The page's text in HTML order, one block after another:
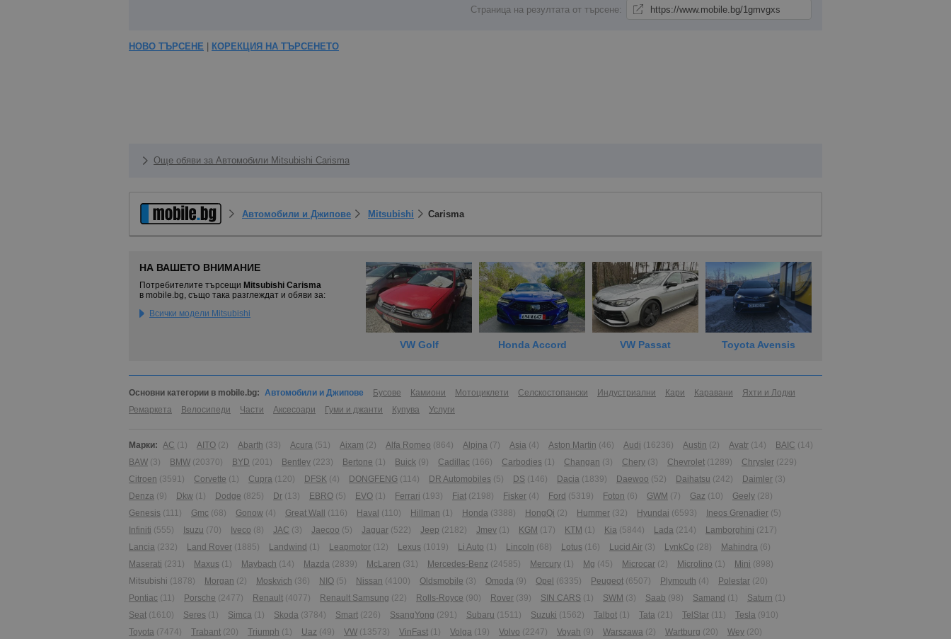
Страница на резултата от търсене:
НОВО ТЪРСЕНЕ КОРЕКЦИЯ НА ТЪРСЕНЕТО
Още обяви за Автомобили Mitsubishi Carisma
Автомобили и Джипове Mitsubishi Carisma
НА ВАШЕТО ВНИМАНИЕ
Потребителите търсещи Mitsubishi Carisma
в mobile.bg, също така разглеждат и обяви за:
Всички модели Mitsubishi
VW Golf Honda Accord VW Passat Toyota Avensis
Основни категории в mobile.bg: Автомобили и Джипове Бусове Камиони Мотоциклети Селскостопански Индустриални Кари Каравани
Яхти и Лодки
Ремаркета
Велосипеди Части Аксесоари Гуми и джанти Купува Услуги
Марки: AC (1) AITO (2) Abarth (33) Acura (51) Aixam (2) Alfa Romeo (864) Alpina (7) Asia (4) Aston Martin (46) Audi (16236) Austin (2) Avatr (14) BAIC (14)
BAW (3) BMW (20370) BYD (201) Bentley (223) Bertone (1) Buick (9) Cadillac (166) Carbodies (1) Changan (3) Chery (3) Chevrolet (1289) Chrysler (229)
Citroen (3591) Corvette (1) Cupra (120) DFSK (4) DONGFENG (114) DR Automobiles (5) DS (146) Dacia (1839) Daewoo (52) Daihatsu (242) Daimler (3)
Denza (9) Dkw (1) Dodge (825) Dr (13) EBRO (5) EVO (1) Ferrari (193) Fiat (2198) Fisker (4) Ford (5319) Foton (6) GWM (7) Gaz (10) Geely (28)
Genesis (111) Gmc (68) Gonow (4) Great Wall (116) Haval (110) Hillman (1) Honda (3388) HongQi (2) Hummer (32) Hyundai (6593) Ineos Grenadier (5)
Infiniti (555) Isuzu (70) Iveco (8) JAC (3) Jaecoo (5) Jaguar (522) Jeep (2182) Jmev (1) KGM (17) KTM (1) Kia (5844) Lada (214) Lamborghini (217)
Lancia (232) Land Rover (1885) Landwind (1) Leapmotor (12) Lexus (1019) Li Auto (1) Lincoln (68) Lotus (16) Lucid Air (3) LynkCo (28) Mahindra (6)
Maserati (231) Maxus (1) Maybach (14) Mazda (2839) McLaren (31) Mercedes-Benz (24585) Mercury (1) Mg (45) Microcar (2) Microlino (1) Mini (898)
Mitsubishi (1878) Morgan (2) Moskvich (36) NIO (5) Nissan (4100) Oldsmobile (3) Omoda (9) Opel (6335) Peugeot (6507) Plymouth (4) Polestar (20)
Pontiac (11) Porsche (2477) Renault (4077) Renault Samsung (22) Rolls-Royce (90) Rover (39) SIN CARS (1) SWM (3) Saab (98) Samand (1) Saturn (1)
Seat (1610) Seres (1) Simca (1) Skoda (3784) Smart (226) SsangYong (291) Subaru (1511) Suzuki (1562) Talbot (1) Tata (21) TelStar (11) Tesla (910)
Toyota (7474) Trabant (20) Triumph (1) Uaz (49) VW (13573) VinFast (1) Volga (19) Volvo (2247) Voyah (9) Warszawa (2) Wartburg (20) Wey (20)